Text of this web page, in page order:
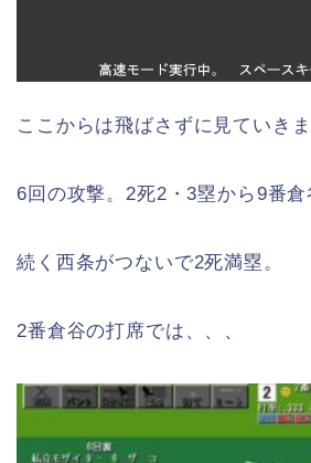
ここからは飛ばさずに見ていきま
6回の攻撃。2死2・3塁から9番倉
続く西条がつないで2死満塁。
2番倉谷の打席では、、、